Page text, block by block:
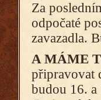
Za
odpočaté
zavazadla.
A MÁME
připravovat
budou 16.